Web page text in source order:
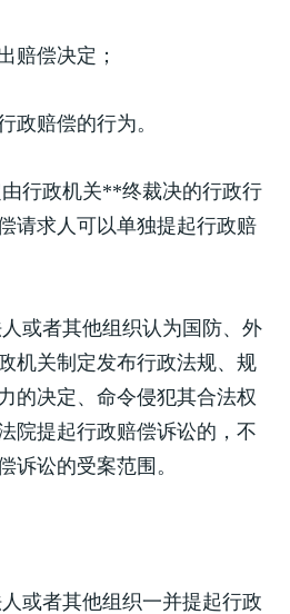
偿决定；
赔偿的行为。
政机关**终裁决的行政行
请求人可以单独提起行政赔
者其他组织认为国防、外
机关制定发布行政法规、规
的决定、命令侵犯其合法权
院提起行政赔偿诉讼的，不
诉讼的受案范围。
者其他组织一并提起行政